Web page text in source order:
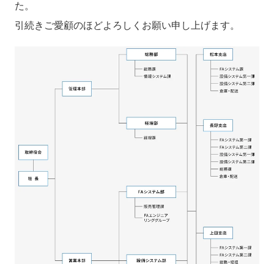
た。
引続きご愛顧のほどよろしくお願い申し上げます。